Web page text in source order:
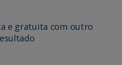
e gratuita com outro